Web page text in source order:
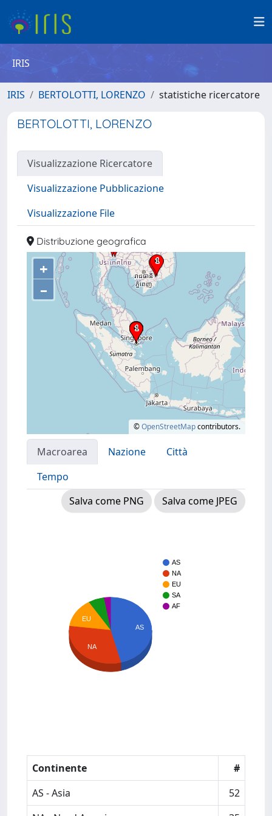
IRIS
IRIS BERTOLOTTI, LORENZO statistiche ricercatore
BERTOLOTTI, LORENZO
Visualizzazione Ricercatore
Visualizzazione Pubblicazione
Visualizzazione File
Distribuzione geografica
+
–
©OpenStreetMapcontributors.
Macroarea Nazione
Città
Tempo
Salva come PNG
Salva come JPEG
AS
NA
EU
SA
AF
AS
EU
NA
Continente
#
AS - Asia
52